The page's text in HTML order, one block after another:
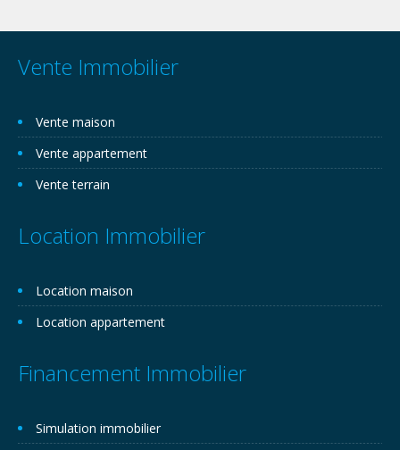
Vente Immobilier
Vente maison
Vente appartement
Vente terrain
Location Immobilier
Location maison
Location appartement
Financement Immobilier
Simulation immobilier